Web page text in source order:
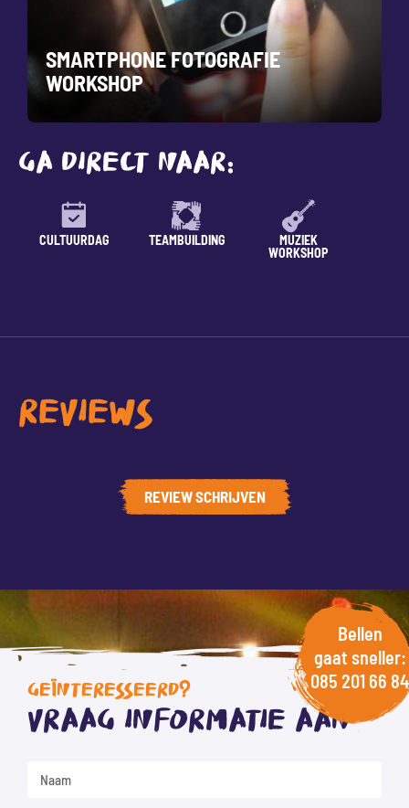
SMARTPHONE FOTOGRAFIE
WORKSHOP
GA DIRECT NAAR:
CULTUURDAG TEAMBUILDING
MUZIEK
WORKSHOP
REVIEWS
REVIEW SCHRIJVEN
Bellen
gaat sneller:
085 201 66 84
GEÏNTERESSEERD?
Vraag informatie aan